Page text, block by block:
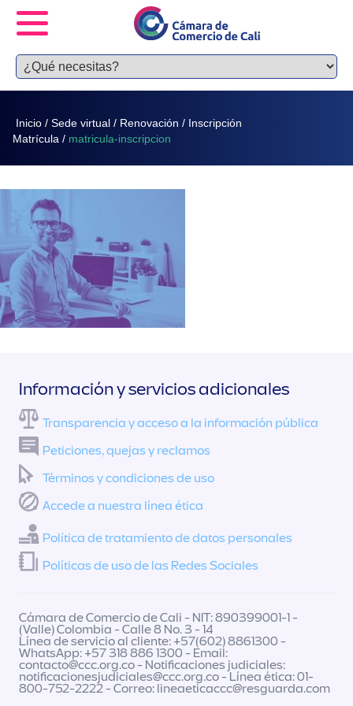
Inicio / Sede virtual / Renovación / Inscripción
Matrícula / matricula-inscripcion
Información y servicios adicionales
Transparencia y acceso a la información pública
Peticiones, quejas y reclamos
Términos y condiciones de uso
Accede a nuestra línea ética
Política de tratamiento de datos personales
Políticas de uso de las Redes Sociales
Cámara de Comercio de Cali - NIT: 890399001-1 -
(Valle) Colombia - Calle 8 No. 3 - 14
Línea de servicio al cliente: +57(602) 8861300 -
WhatsApp: +57 318 886 1300 - Email:
contacto@ccc.org.co- Notificaciones judiciales:
notificacionesjudiciales@ccc.org.co- Línea ética: 01-
800-752-2222 - Correo: lineaeticaccc@resguarda.com